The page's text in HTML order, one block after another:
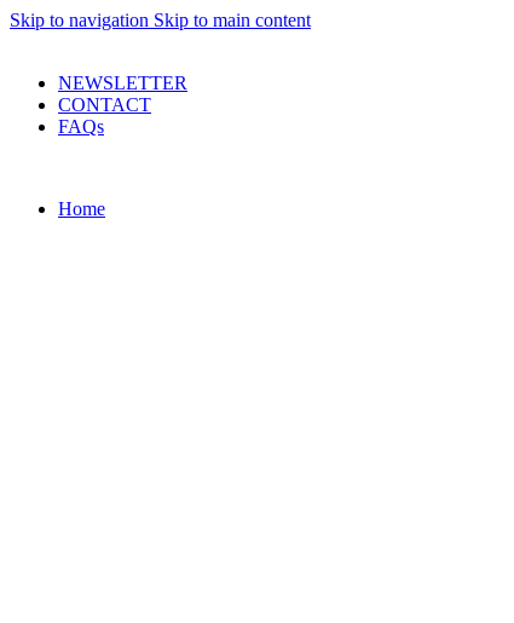
Skip to navigation Skip to main content
NEWSLETTER
CONTACT
FAQs
Home